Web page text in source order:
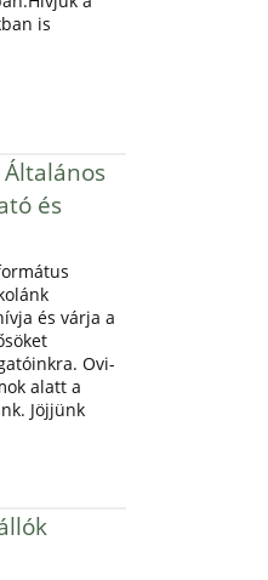
is
és
és várja a
Ovi-
alatt a
Jöjjünk